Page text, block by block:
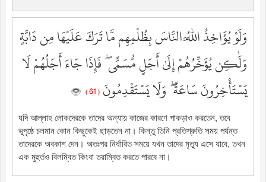
وَلَوْ يُؤَاخِذُ اللَّهُ النَّاسَ بِظُلْمِهِم مَّا تَرَكَ عَلَيْهَا مِن دَابَّةٍ
وَلَٰكِن يُؤَخِّرُهُمْ إِلَىٰ أَجَلٍ مُّسَمًّى ۖ فَإِذَا جَاءَ أَجَلُهُمْ لَا
يَسْتَأْخِرُونَ سَاعَةً ۖ وَلَا يَسْتَقْدِمُونَ ( 61 )
যদি আল্লাহ লোকদেরকে তাদের অন্যায় কাজের কারণে পাকড়াও করতেন, তবে
ভুপৃষ্ঠে চলমান কোন কিছুকেই ছাড়তেন না। কিন্তু তিনি প্রতিশ্রুতি সময় পর্যন্ত
তাদেরকে অবকাশ দেন। অতঃপর নির্ধারিত সময়ে যখন তাদের মৃত্যু এসে যাবে, তখন
এক মুহুর্তও বিলম্বিত কিংবা তরাম্বিত করতে পারবে না।